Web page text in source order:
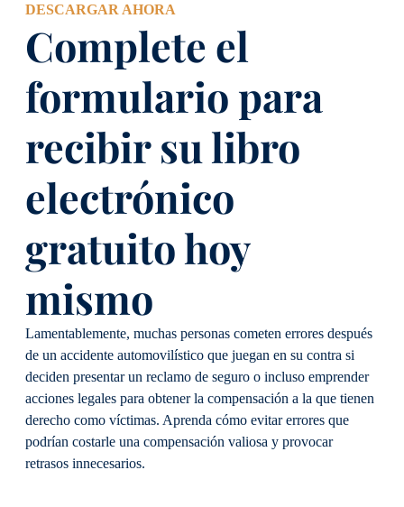
DESCARGAR AHORA
Complete el
formulario para
recibir su libro
electrónico
gratuito hoy
mismo
Lamentablemente, muchas personas cometen errores después
de un accidente automovilístico que juegan en su contra si
deciden presentar un reclamo de seguro o incluso emprender
acciones legales para obtener la compensación a la que tienen
derecho como víctimas. Aprenda cómo evitar errores que
podrían costarle una compensación valiosa y provocar
retrasos innecesarios.